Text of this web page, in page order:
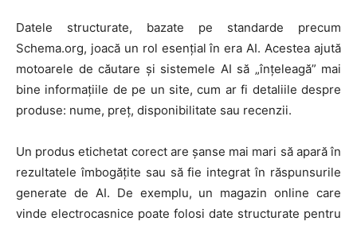
Datele structurate, bazate pe standarde precum
Schema.org, joacă un rol esențial în era AI. Acestea ajută
motoarele de căutare și sistemele AI să „înțeleagă” mai
bine informațiile de pe un site, cum ar fi detaliile despre
produse: nume, preț, disponibilitate sau recenzii.
Un produs etichetat corect are șanse mai mari să apară în
rezultatele îmbogățite sau să fie integrat în răspunsurile
generate de AI. De exemplu, un magazin online care
vinde electrocasnice poate folosi date structurate pentru